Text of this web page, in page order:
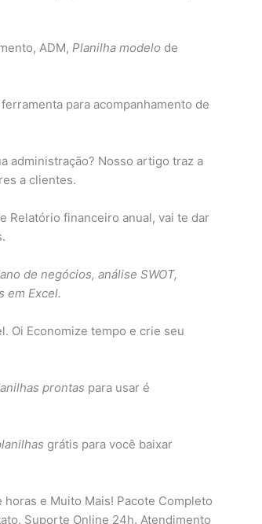
ADM, Planilha modelo de
para acompanhamento de
administração? Nosso artigo traz a
a clientes.
Relatório financeiro anual, vai te dar
de negócios, análise SWOT,
em Excel.
Oi Economize tempo e crie seu
prontas para usar é
grátis para você baixar
e Muito Mais! Pacote Completo
Suporte Online 24h. Atendimento